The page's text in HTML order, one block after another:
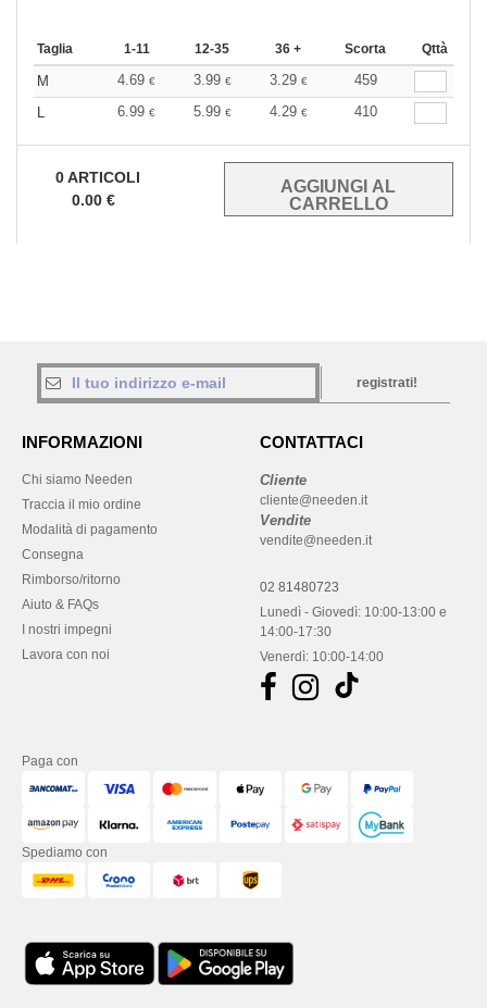
Taglia 1-11 12-35 36 + Scorta Qttà
M 4.69 € 3.99 € 3.29 €
459
L
6.99 € 5.99 € 4.29 € 410
0ARTICOLI
0.00 €
registrati!
INFORMAZIONI
Chi siamo Needen
Traccia il mio ordine
Modalità di pagamento
Consegna
Rimborso/ritorno
Aiuto & FAQs
I nostri impegni
Lavora con noi
CONTATTACI
Cliente
cliente@needen.it
Vendite
vendite@needen.it
02 81480723
Lunedì - Giovedì: 10:00-13:00 e
14:00-17:30
Venerdì: 10:00-14:00
Paga con
Spediamo con